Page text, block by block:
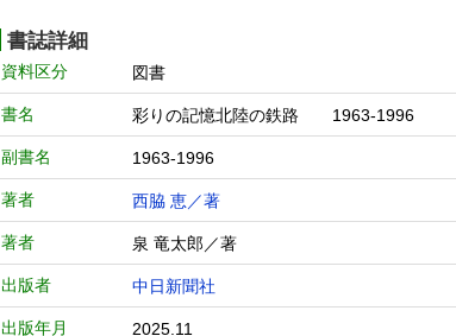
書誌詳細
資料区分 図書
書名 彩りの記憶北陸の鉄路 1963-1996
副書名 1963-1996
著者 西脇 恵／著
著者 泉 竜太郎／著
出版者 中日新聞社
出版年月 2025.11